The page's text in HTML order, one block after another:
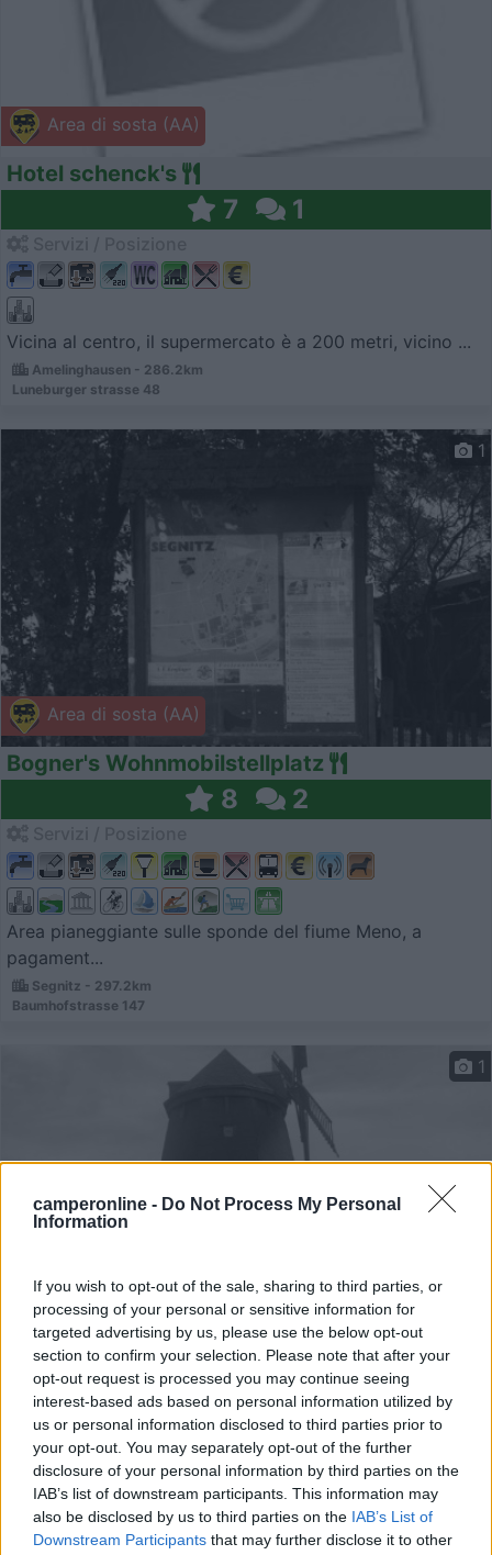
camperonline - Do Not Process My Personal
Information
If you wish to opt-out of the sale, sharing to third parties, or
processing of your personal or sensitive information for
targeted advertising by us, please use the below opt-out
section to confirm your selection. Please note that after your
opt-out request is processed you may continue seeing
interest-based ads based on personal information utilized by
us or personal information disclosed to third parties prior to
your opt-out. You may separately opt-out of the further
disclosure of your personal information by third parties on the
IAB’s list of downstream participants. This information may
also be disclosed by us to third parties on the IAB’s List of
Downstream Participants that may further disclose it to other
Area di sosta (AA)
Hotel schenck's
7 1
Vicina al centro, il supermercato è a 200 metri, vicino ...
Amelinghausen - 286.2km
Luneburger strasse 48
Area di sosta (AA)
1
Bogner's Wohnmobilstellplatz
8 2
Area pianeggiante sulle sponde del fiume Meno, a
pagament...
Segnitz - 297.2km
Baumhofstrasse 147
Area di sosta (AA)
1
Stellplatz an der Knapp-Muhle
9 2
Servizi / Posizione
Centro città e supermercato a 6 km, semplice punto